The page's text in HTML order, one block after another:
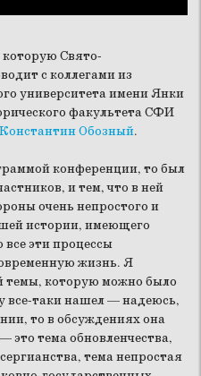
Свято-
с коллегами из
университета имени Янки
факультета СФИ
Константин Обозный.
конференции, то был
и тем, что в ней
очень непростого и
истории, имеющего
эти процессы
жизнь. Я
темы, которую можно было
все-таки нашел — надеюсь,
то в обсуждениях она
это тема обновленчества,
тема непростая